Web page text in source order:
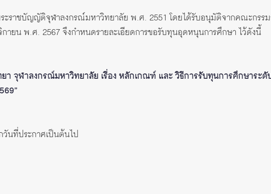
ะราชบัญญัติจุฬาลงกรณ์มหาวิทยาลัย พ.ศ. 2551 โดยได้รับอนุมัติจากคณะกรร
ายน พ.ศ. 2567 จึงกําหนดรายละเอียดการขอรับทุนอุดหนุนการศึกษา ไว้ดังนี้
า จุฬาลงกรณ์มหาวิทยาลัย เรื่อง หลักเกณฑ์ และ วิธีการรับทุนการศึกษาระ
นที่ประกาศเป็นต้นไป